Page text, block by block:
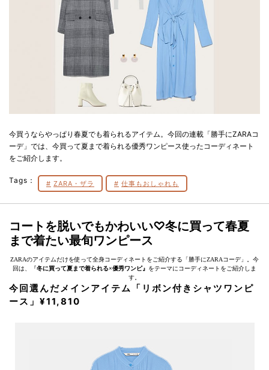
今買うならやっぱり春夏でも着られるアイテム。今回の連載「勝手にZARAコ
ーデ」では、今買って夏まで着られる優秀ワンピース使ったコーディネート
をご紹介します。
Tags： ZARA・ザラ 仕事もおしゃれも
コートを脱いでもかわいい♡冬に買って春夏
まで着たい最旬ワンピース
ZARAのアイテムだけを使って全身コーディネートをご紹介する「勝手にZARAコーデ」。今
回は、『冬に買って夏まで着られる×優秀ワンピ』 をテーマにコーディネートをご紹介しま
す。
今回選んだメインアイテム 「リボン付きシャツワンピ
ース」¥11,810